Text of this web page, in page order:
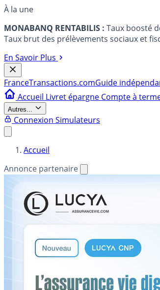
À la une
MONABANQ RENTABILIS : Taux boosté
Taux brut des prélèvements sociaux et
En Savoir Plus
FranceTransactions.comGuide
Accueil Livret épargne Compte à
Autres...
Connexion Simulateurs
Accueil
Annonce partenaire